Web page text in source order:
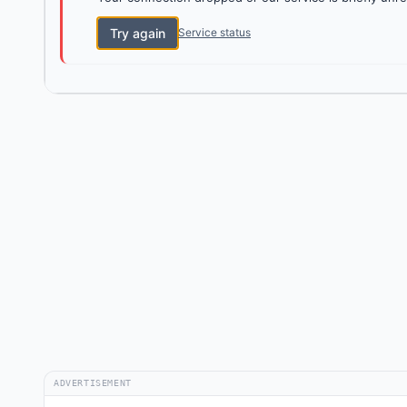
Try again Service status
ADVERTISEMENT